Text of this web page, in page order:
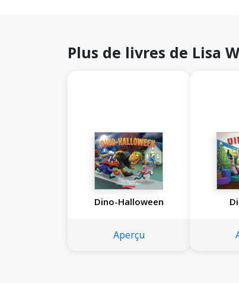
Plus de livres de Lisa
Dino-Halloween
Aperçu